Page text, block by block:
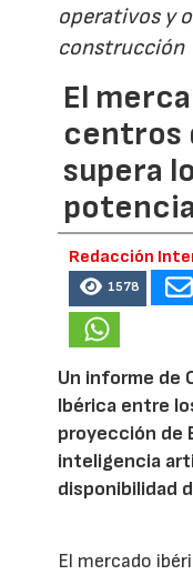
operativos y
construcción
El
centros
supera
Redacción
1578
Un informe de
Ibérica entre
proyección de
inteligencia
disponibilidad
El mercado